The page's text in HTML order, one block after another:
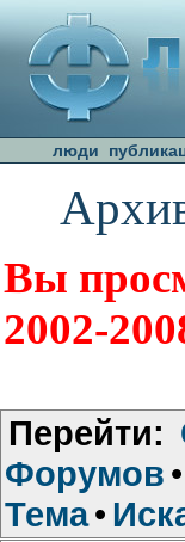
люди
Вы
2002-
Перейти:
Форумов •
Тема•